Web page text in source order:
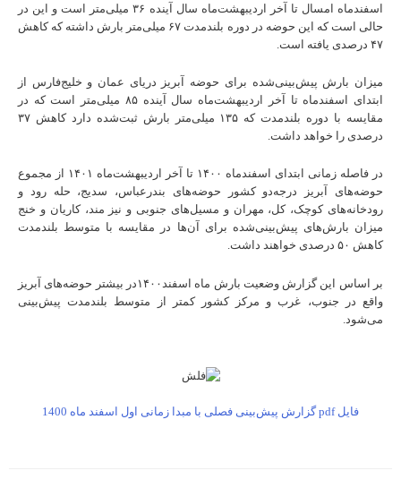
اسفندماه امسال تا آخر اردیبهشت‌ماه سال آینده ۳۶ میلی‌متر است و این در
حالی است که این حوضه در دوره بلندمدت ۶۷ میلی‌متر بارش داشته که کاهش
۴۷ درصدی یافته است.
میزان بارش پیش‌بینی‌شده برای حوضه آبریز دریای عمان و خلیج‌فارس از
ابتدای اسفندماه تا آخر اردیبهشت‌ماه سال آینده ۸۵ میلی‌متر است که در
مقایسه با دوره بلندمدت که ۱۳۵ میلی‌متر بارش ثبت‌شده دارد کاهش ۳۷
درصدی را خواهد داشت.
در فاصله زمانی ابتدای اسفندماه ۱۴۰۰ تا آخر اردیبهشت‌ماه ۱۴۰۱ از مجموع
حوضه‌های آبریز درجه‌دو کشور حوضه‌های بندرعباس، سدیج، حله رود و
رودخانه‌های کوچک، کل، مهران و مسیل‌های جنوبی و نیز مند، کاریان و خنج
میزان بارش‌های پیش‌بینی‌شده برای آن‌ها در مقایسه با متوسط بلندمدت
کاهش ۵۰ درصدی خواهند داشت.
بر اساس این گزارش وضعیت بارش ماه اسفند۱۴۰۰در بیشتر حوضه‌های آبریز
واقع در جنوب، غرب و مرکز کشور کمتر از متوسط بلندمدت پیش‌بینی
می‌شود.
فایل pdf گزارش پیش‌بینی فصلی با مبدا زمانی اول اسفند ماه 1400